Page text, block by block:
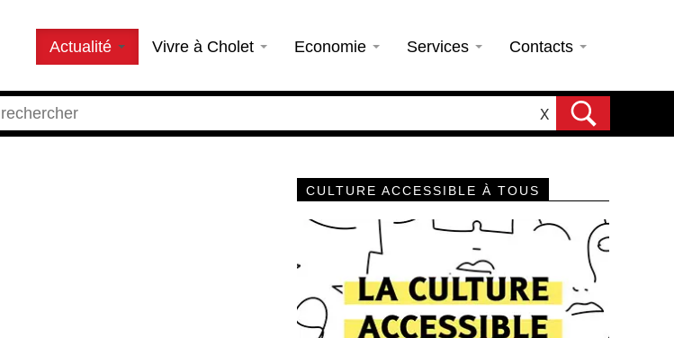
Actualité Vivre à Cholet Economie Services Contacts
X
CULTURE ACCESSIBLE À TOUS